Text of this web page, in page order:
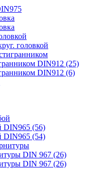
головкой
DIN912 (25)
DIN912 (6)
DIN965 (56)
DIN965 (54)
DIN 967 (26)
DIN 967 (26)